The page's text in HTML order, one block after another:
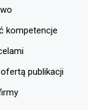
kompetencje
publikacji